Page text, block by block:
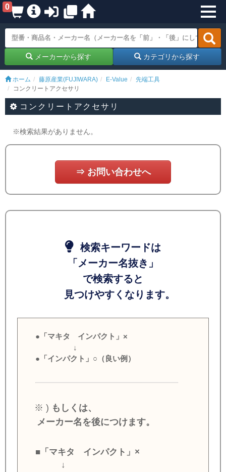
0
メーカーから探す カテゴリから探す
ホーム 藤原産業(FUJIWARA) E-Value
先端工具
コンクリートアクセサリ
コンクリートアクセサリ
※検索結果がありません。
⇒ お問い合わせへ
検索キーワードは
「メーカー名抜き」
で検索すると
見つけやすくなります。
●「マキタ インパクト」×
↓
●「インパクト」○（良い例）
※ ) もしくは、
メーカー名を後につけます。
■「マキタ インパクト」×
↓